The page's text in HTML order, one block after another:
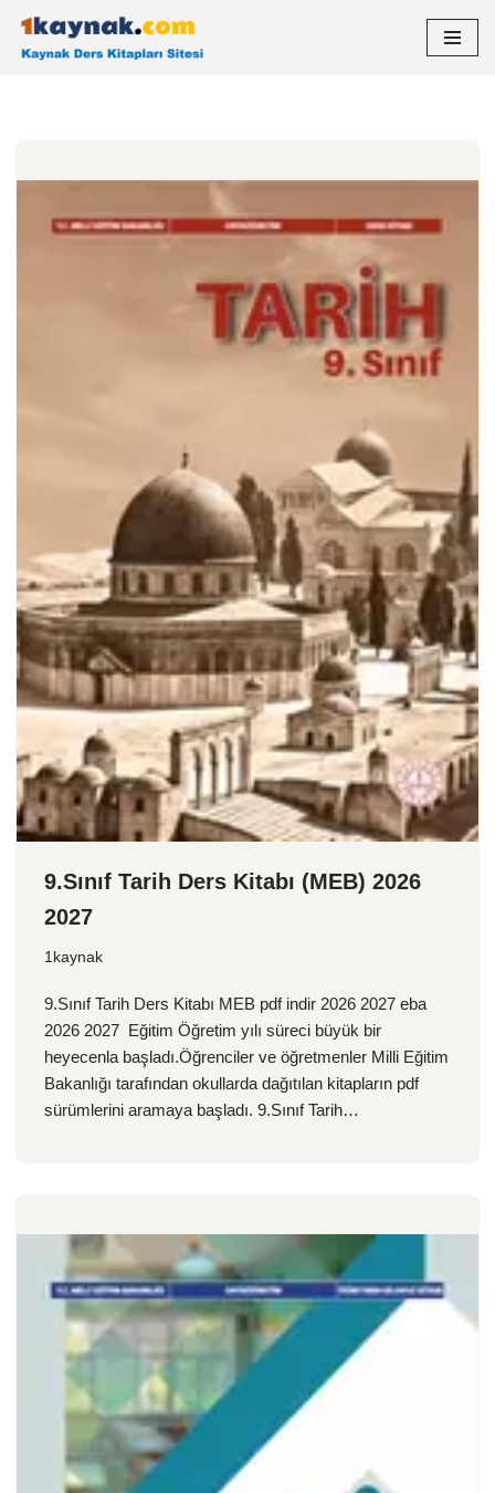
İçeriğe
9.Sınıf Tarih Ders Kitabı (MEB) 2026
2027
1kaynak
9.Sınıf Tarih Ders Kitabı MEB pdf indir 2026 2027 eba
2026 2027 Eğitim Öğretim yılı süreci büyük bir
heyecenla başladı.Öğrenciler ve öğretmenler Milli Eğitim
Bakanlığı tarafından okullarda dağıtılan kitapların pdf
sürümlerini aramaya başladı. 9.Sınıf Tarih…